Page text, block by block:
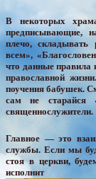
В некоторых
предписывающие,
плечо,
всем»,
что данные правила
православной
поучения бабушек.
сам не старайся
священнослужители.
Главное — это
службы. Если мы
стоя в церкви,